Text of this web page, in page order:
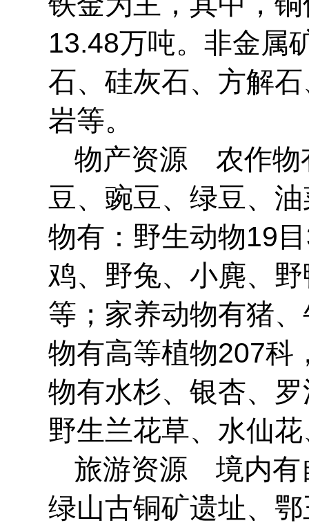
13.48万吨。非金属
石、硅灰石、方解
岩等。
物产资源 农作物
豆、豌豆、绿豆、
物有：野生动物19
鸡、野兔、小麂、
等；家养动物有猪
物有高等植物207科
物有水杉、银杏、
野生兰花草、水仙
旅游资源 境内有
绿山古铜矿遗址、